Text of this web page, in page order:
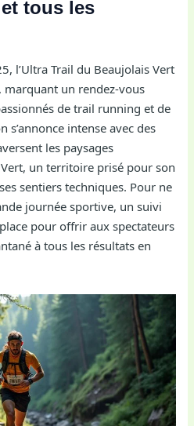
tous les
l’Ultra Trail du Beaujolais Vert
marquant un rendez-vous
de trail running et de
s’annonce intense avec des
les paysages
un territoire prisé pour son
sentiers techniques. Pour ne
journée sportive, un suivi
pour offrir aux spectateurs
à tous les résultats en